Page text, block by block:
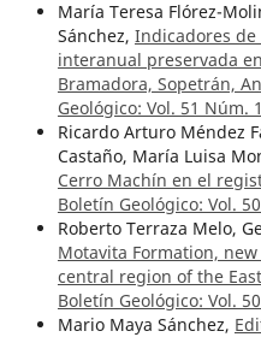
María Teresa Flórez-
Sánchez, Indicadores
interanual preservada
Bramadora, Sopetrán,
Geológico: Vol. 51 Núm.
Ricardo Arturo Méndez
Castaño, María Luisa
Cerro Machín en el
Boletín Geológico: Vol.
Roberto Terraza Melo,
Motavita Formation,
central region of the
Boletín Geológico: Vol.
Mario Maya Sánchez,